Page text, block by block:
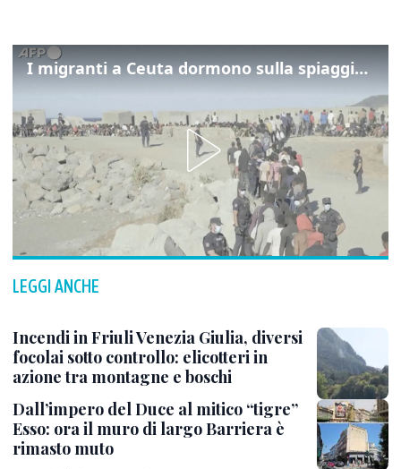
I migranti a Ceuta dormono sulla spiaggia: "Vogliamo entrare in Europa"
LEGGI ANCHE
Incendi in Friuli Venezia Giulia, diversi
focolai sotto controllo: elicotteri in
azione tra montagne e boschi
Dall’impero del Duce al mitico “tigre”
Esso: ora il muro di largo Barriera è
rimasto muto